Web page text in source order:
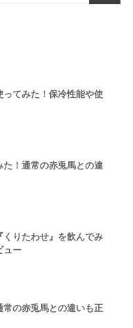
てみた！保冷性能や使
！通常の赤兎馬との違
りたわせ』を飲んでみ
ュー
の赤兎馬との違いも正